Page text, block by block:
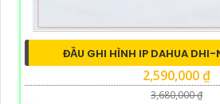
ĐẦU GHI HÌNH IP DAHUA
2,590,000 ₫
3,680,000 ₫